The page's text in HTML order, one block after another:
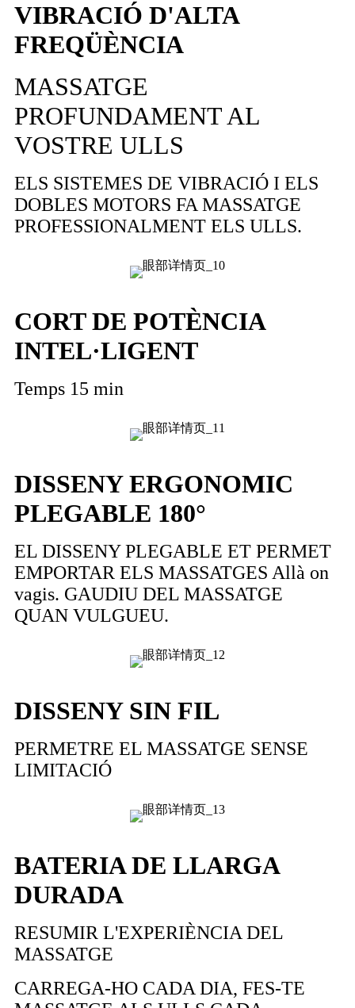
VIBRACIÓ D'ALTA
FREQÜÈNCIA
MASSATGE
PROFUNDAMENT AL
VOSTRE ULLS
ELS SISTEMES DE VIBRACIÓ I ELS
DOBLES MOTORS FA MASSATGE
PROFESSIONALMENT ELS ULLS.
CORT DE POTÈNCIA
INTEL·LIGENT
Temps 15 min
DISSENY ERGONOMIC
PLEGABLE 180°
EL DISSENY PLEGABLE ET PERMET
EMPORTAR ELS MASSATGES Allà on
vagis. GAUDIU DEL MASSATGE
QUAN VULGUEU.
DISSENY SIN FIL
PERMETRE EL MASSATGE SENSE
LIMITACIÓ
BATERIA DE LLARGA
DURADA
RESUMIR L'EXPERIÈNCIA DEL
MASSATGE
CARREGA-HO CADA DIA, FES-TE